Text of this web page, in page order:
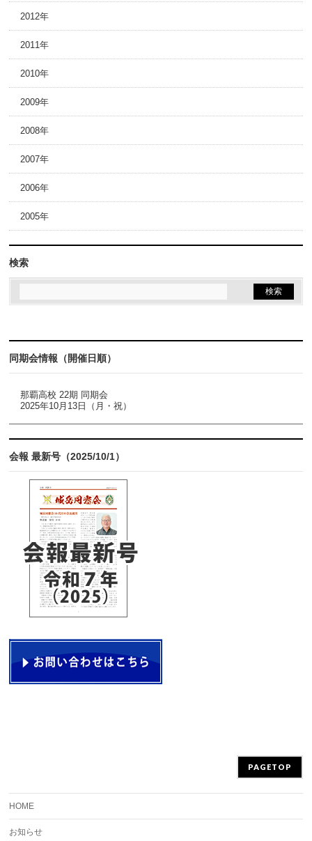
2012年
2011年
2010年
2009年
2008年
2007年
2006年
2005年
検索
同期会情報（開催日順）
那覇高校 22期 同期会
2025年10月13日（月・祝）
会報 最新号（2025/10/1）
PAGETOP
HOME
お知らせ